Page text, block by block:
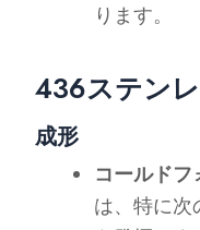
ります。
436ステン
成形
コールド
は、特に